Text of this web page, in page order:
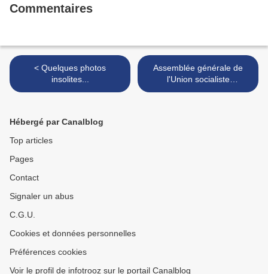
Commentaires
< Quelques photos
insolites...
Assemblée générale de
l'Union socialiste
communale >
Hébergé par Canalblog
Top articles
Pages
Contact
Signaler un abus
C.G.U.
Cookies et données personnelles
Préférences cookies
Voir le profil de infotrooz sur le portail Canalblog